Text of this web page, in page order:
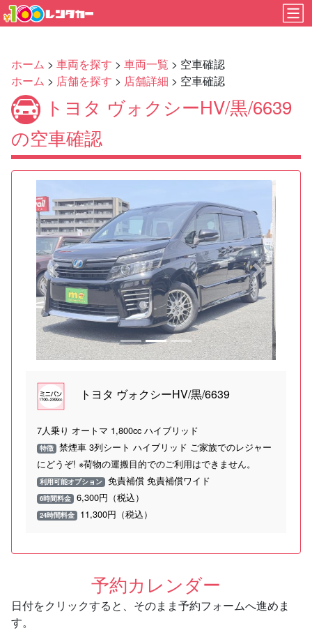
ホーム > 車両を探す > 車両一覧 > 空車確認
ホーム > 店舗を探す > 店舗詳細 > 空車確認
トヨタ ヴォクシーHV/黒/6639
の空車確認
Previous Next
トヨタ ヴォクシーHV/黒/6639
7人乗り オートマ 1,800cc ハイブリッド
特徴 禁煙車 3列シート ハイブリッド ご家族でのレジャー
にどうぞ! ※荷物の運搬目的でのご利用はできません。
利用可能オプション 免責補償 免責補償ワイド
6時間料金 6,300円（税込）
24時間料金 11,300円（税込）
予約カレンダー
日付をクリックすると、そのまま予約フォームへ進めま
す。